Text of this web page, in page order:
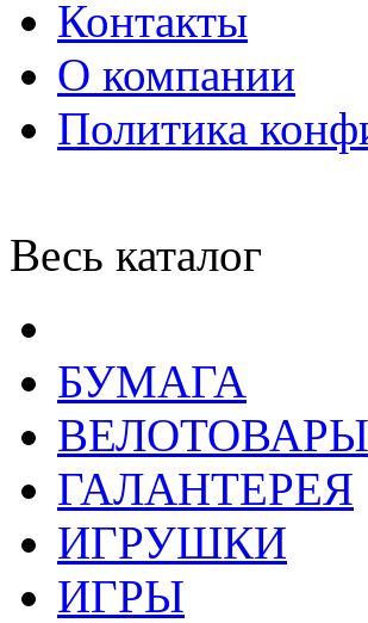
Контакты
О компании
Политика
Весь каталог
БУМАГА
ВЕЛОТОВАРЫ
ГАЛАНТЕРЕЯ
ИГРУШКИ
ИГРЫ